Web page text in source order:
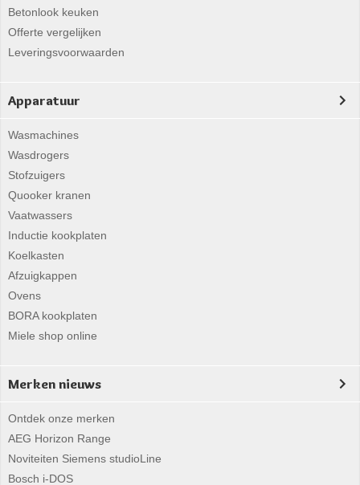
Betonlook keuken
Offerte vergelijken
Leveringsvoorwaarden
Apparatuur
Wasmachines
Wasdrogers
Stofzuigers
Quooker kranen
Vaatwassers
Inductie kookplaten
Koelkasten
Afzuigkappen
Ovens
BORA kookplaten
Miele shop online
Merken nieuws
Ontdek onze merken
AEG Horizon Range
Noviteiten Siemens studioLine
Bosch i-DOS